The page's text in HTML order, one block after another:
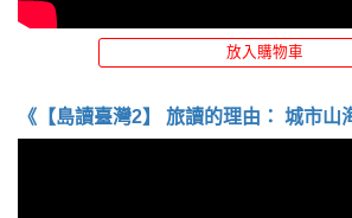
放入購物車
《【島讀臺灣2】 旅讀的理由： 城市山